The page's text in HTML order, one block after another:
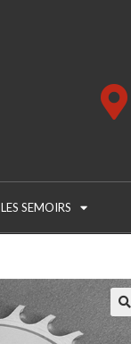
LES SEMOIRS